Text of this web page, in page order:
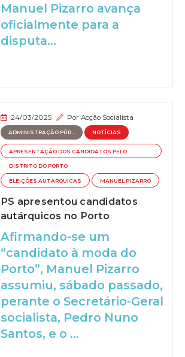
Manuel Pizarro avança
oficialmente para a
disputa...
24/03/2025 PorAcção Socialista
ADMINISTRAÇÃO PÚB... NOTÍCIAS
APRESENTAÇÃO DOS CANDIDATOS PELO
DISTRITO DO PORTO
ELEIÇÕES AUTARQUICAS MANUEL PIZARRO
PS apresentou candidatos
autárquicos no Porto
Afirmando-se um
“candidato à moda do
Porto”, Manuel Pizarro
assumiu, sábado passado,
perante o Secretário-Geral
socialista, Pedro Nuno
Santos, e o ...